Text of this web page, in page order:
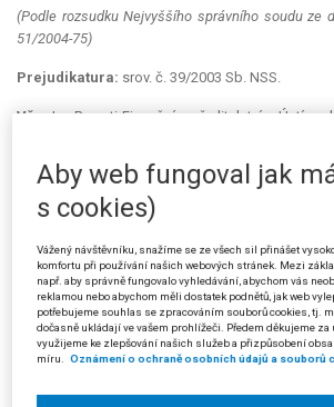
(Podle rozsudku Nejvyššího správního soudu ze
51/2004-75)
Prejudikatura: srov. č. 39/2003 Sb. NSS.
Věc:Iva P. proti Finančnímu ředitelství v Ústí
Žalovaný dne 19. 1. 2001 zamítl
dodatečnému platebnímu výměru Finančního
10. 1999, kterým jí byla dodatečně vyměřena
osob za zdaňovací období roku 1995 ve výši 3
Žalobkyně napadla rozhodnutí žalovaného
soud v Ústí nad Labem zamítl rozsudkem ze
soud uzavřel, že žalobkyně neprokázala
Petra P., a to za zhotovení reklamního a
svědectví pracovníků společnosti K., avšak
Aby web fungoval jak
s cookies)
Vážený návštěvníku, snažíme se ze všech sil přinášet
komfortu při používání našich webových stránek. Mezi
např. aby správně fungovalo vyhledávání, abychom vás
reklamou nebo abychom měli dostatek podnětů, jak web
potřebujeme souhlas se zpracováním souborů cookies, tj.
dočasně ukládají ve vašem prohlížeči. Předem děkujeme
využijeme ke zlepšování našich služeb a přizpůsobení
míru. Oznámení o ochraně osobních údajů a souborů